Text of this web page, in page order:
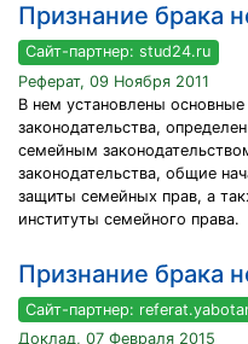
Признание брака
Сайт-партнер: stud24.ru
Реферат, 09 Ноября 2011
В нем установлены основные
законодательства,
семейным
законодательства, общие
защиты семейных прав, а
институты семейного права.
Признание брака
Сайт-партнер:
Доклад, 07 Февраля 2015